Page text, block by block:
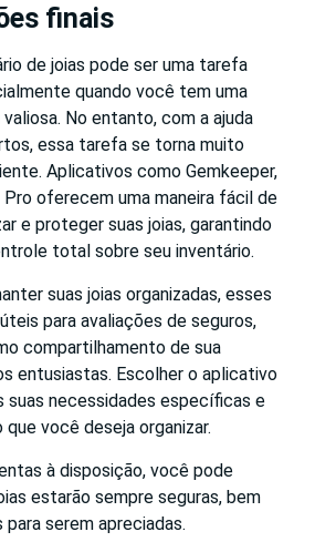
finais
de joias pode ser uma tarefa
quando você tem uma
No entanto, com a ajuda
essa tarefa se torna muito
Aplicativos como Gemkeeper,
oferecem uma maneira fácil de
e proteger suas joias, garantindo
total sobre seu inventário.
suas joias organizadas, esses
para avaliações de seguros,
compartilhamento de sua
entusiastas. Escolher o aplicativo
suas necessidades específicas e
você deseja organizar.
à disposição, você pode
estarão sempre seguras, bem
serem apreciadas.